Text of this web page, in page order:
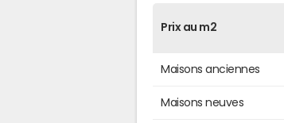
Prix au m2
Maisons anciennes
Maisons neuves